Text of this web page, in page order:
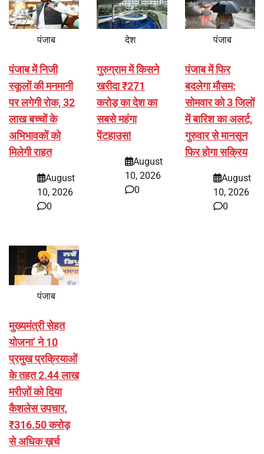
पंजाब
पंजाब में निजी
स्कूलों की मनमानी
पर लगेगी रोक, 32
लाख बच्चों के
अभिभावकों को
मिलेगी राहत
August
10, 2026
0
देश
गुरुग्राम में किसने
खरीदा ₹271
करोड़ का देश का
सबसे महंगा
पेंटहाउस!
August
10, 2026
0
पंजाब
पंजाब में फिर
बदलेगा मौसम:
सोमवार को 3 जिलों
में बारिश का अलर्ट,
गुरुवार से मानसून
फिर होगा सक्रिय
August
10, 2026
0
पंजाब
मुख्यमंत्री सेहत
योजना’ ने 10
प्रमुख प्रक्रियाओं
के तहत 2.44 लाख
मरीज़ों को दिया
कैशलेस उपचार,
₹316.50 करोड़
से अधिक ख़र्च